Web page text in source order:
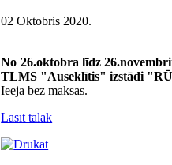
02 Oktobris 2020.
No 26.oktobra līdz
TLMS "Auseklītis" izstādi
Ieeja bez maksas.
Lasīt tālāk